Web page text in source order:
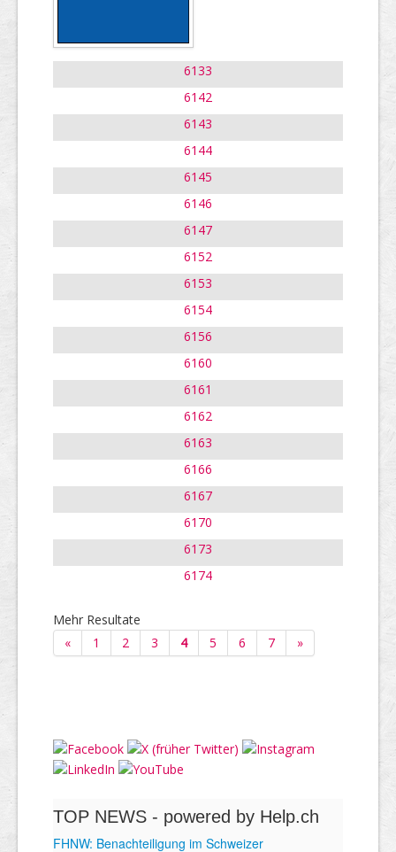
6133
6142
6143
6144
6145
6146
6147
6152
6153
6154
6156
6160
6161
6162
6163
6166
6167
6170
6173
6174
Mehr Resultate
«
1 2 3 4 5 6 7 »